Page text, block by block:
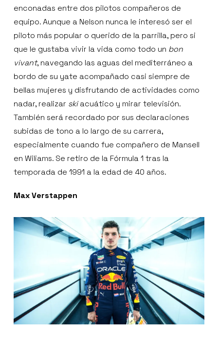
enconadas entre dos pilotos compañeros de
equipo. Aunque a Nelson nunca le interesó ser el
piloto más popular o querido de la parrilla, pero si
que le gustaba vivir la vida como todo un bon
vivant, navegando las aguas del mediterráneo a
bordo de su yate acompañado casi siempre de
bellas mujeres y disfrutando de actividades como
nadar, realizar skiacuático y mirar televisión.
También será recordado por sus declaraciones
subidas de tono a lo largo de su carrera,
especialmente cuando fue compañero de Mansell
en Wiliams. Se retiro de la Fórmula 1 tras la
temporada de 1991 a la edad de 40 años.
Max Verstappen